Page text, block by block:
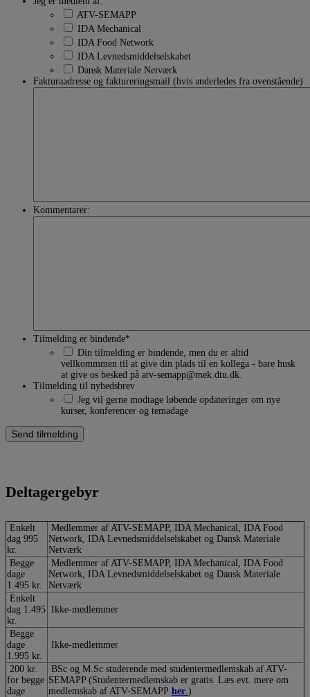
ATV-SEMAPP
IDA Mechanical
IDA Food Network
IDA Levnedsmiddelselskabet
Dansk Materiale Netværk
Fakturaadresse og faktureringsmail (hvis anderledes fra ovenstående)
Kommentarer:
Tilmelding er bindende*
Din tilmelding er bindende, men du er altid
vellkommmen til at give din plads til en kollega - bare husk
at give os besked på atv-semapp@mek.dtu.dk.
Tilmelding til nyhedsbrev
Jeg vil gerne modtage løbende opdateringer om nye
kurser, konferencer og temadage
Deltagergebyr
Enkelt
dag 995
kr.
Medlemmer af ATV-SEMAPP, IDA Mechanical, IDA Food
Network, IDA Levnedsmiddelselskabet og Dansk Materiale
Netværk
Begge
dage
1.495 kr.
Medlemmer af ATV-SEMAPP, IDA Mechanical, IDA Food
Network, IDA Levnedsmiddelselskabet og Dansk Materiale
Netværk
Enkelt
dag 1.495
kr.
Ikke-medlemmer
Begge
dage
1.995 kr.
Ikke-medlemmer
200 kr.
for begge
dage
BSc og M.Sc studerende med studentermedlemskab af ATV-
SEMAPP (Studentermedlemskab er gratis. Læs evt. mere om
medlemskab af ATV-SEMAPP her )